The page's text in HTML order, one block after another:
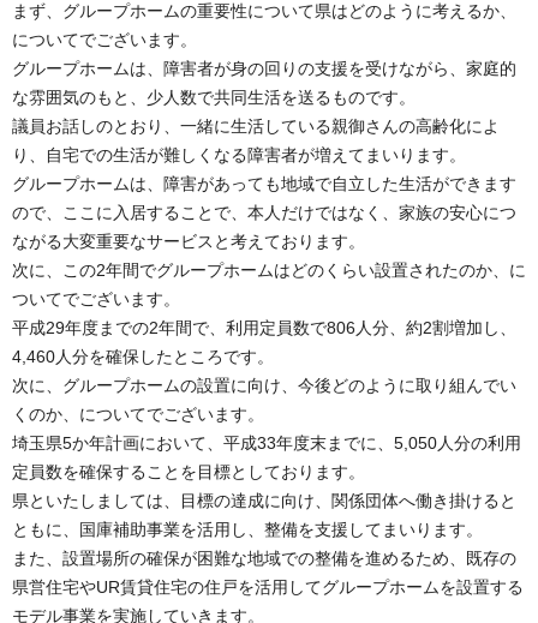
まず、グループホームの重要性について県はどのように考えるか、
についてでございます。
グループホームは、障害者が身の回りの支援を受けながら、家庭的
な雰囲気のもと、少人数で共同生活を送るものです。
議員お話しのとおり、一緒に生活している親御さんの高齢化によ
り、自宅での生活が難しくなる障害者が増えてまいります。
グループホームは、障害があっても地域で自立した生活ができます
ので、ここに入居することで、本人だけではなく、家族の安心につ
ながる大変重要なサービスと考えております。
次に、この2年間でグループホームはどのくらい設置されたのか、に
ついてでございます。
平成29年度までの2年間で、利用定員数で806人分、約2割増加し、
4,460人分を確保したところです。
次に、グループホームの設置に向け、今後どのように取り組んでい
くのか、についてでございます。
埼玉県5か年計画において、平成33年度末までに、5,050人分の利用
定員数を確保することを目標としております。
県といたしましては、目標の達成に向け、関係団体へ働き掛けると
ともに、国庫補助事業を活用し、整備を支援してまいります。
また、設置場所の確保が困難な地域での整備を進めるため、既存の
県営住宅やUR賃貸住宅の住戸を活用してグループホームを設置する
モデル事業を実施していきます。